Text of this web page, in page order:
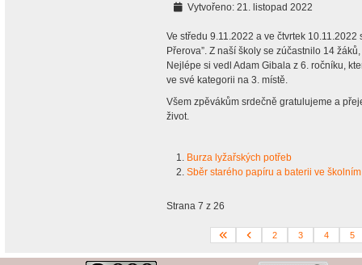
Vytvořeno: 21. listopad 2022
Ve středu 9.11.2022 a ve čtvrtek
Přerova”. Z naší školy se zúčastnilo 14
Nejlépe si vedl Adam Gibala z 6. ročníku,
ve své kategorii na 3. místě.
Všem zpěvákům srdečně gratulujeme a
život.
Burza lyžařských potřeb
Sběr starého papíru a baterii ve
Strana 7 z 26
2 3 4 5